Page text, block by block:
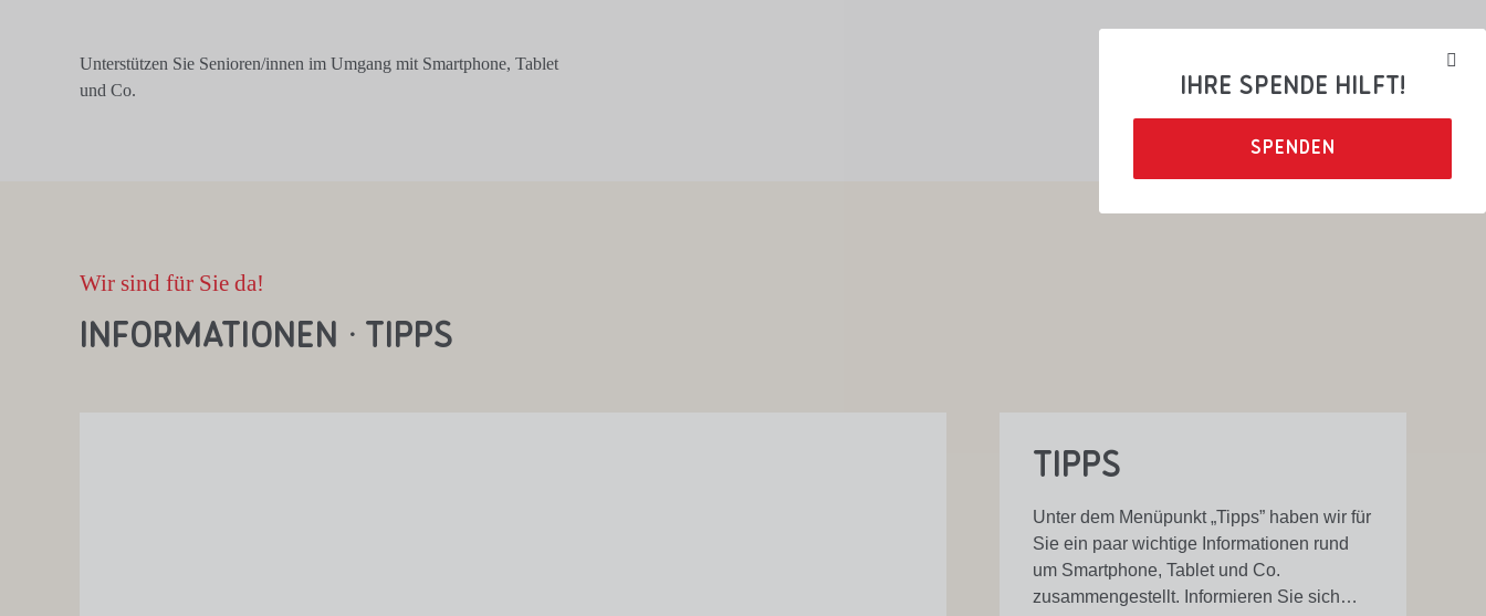
Unterstützen Sie Senioren/innen im Umgang mit Smartphone, Tablet
und Co.
Wir sind für Sie da!
Informationen · Tipps
Tipps
Unter dem Menüpunkt „Tipps” haben wir für
Sie ein paar wichtige Informationen rund
um Smartphone, Tablet und Co.
zusammengestellt. Informieren Sie sich…
Ihre Spende hilft!
SPENDEN